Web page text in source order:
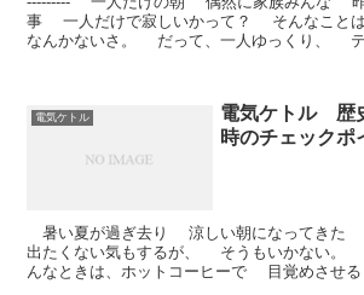
事 一人だけで寂しいかって？ そんなことはないさ。 強がって
なんかないさ。 だって、一人ゆっくり、 ティータイムを 楽し
電気ケトル
電気ケトル 歴
時のチェックポ
暑い夏が過ぎ去り 涼しい朝になってきた 少しばかり布団から
出たくない気もするが、 そうもいかない。 まだ寝足りない こ
んなときは、ホットコーヒーで 目覚めさせるとする